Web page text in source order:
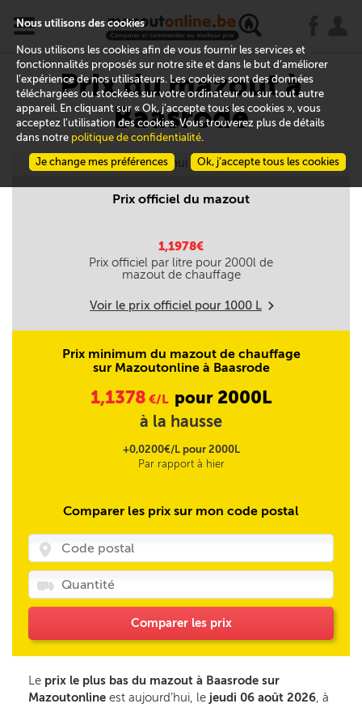
x
Prix du mazout à
Baasrode
Aujourd'hui le 06/08
Prix officiel du mazout
1,1978€
Prix officiel par litre pour 2000l de
mazout de chauffage
Voir le prix officiel pour 1000 L m
Prix minimum du mazout de chauffage
sur Mazoutonline à Baasrode
1,1378 €/L pour 2000L
à la hausse
+0,0200€/L pour 2000L
Par rapport à hier
Comparer les prix sur mon code postal
Comparer les prix
Le prix le plus bas du mazout à Baasrode sur
Mazoutonline est aujourd’hui, le jeudi 06 août 2026, à
Nous utilisons des cookies
Nous utilisons les cookies afin de vous fournir les services et
fonctionnalités proposés sur notre site et dans le but d’améliorer
l’expérience de nos utilisateurs. Les cookies sont des données
téléchargées ou stockées sur votre ordinateur ou sur tout autre
appareil. En cliquant sur « Ok, j’accepte tous les cookies », vous
acceptez l’utilisation des cookies. Vous trouverez plus de détails
dans notre politique de confidentialité.
Ok, j’accepte tous les cookies
Je change mes préférences